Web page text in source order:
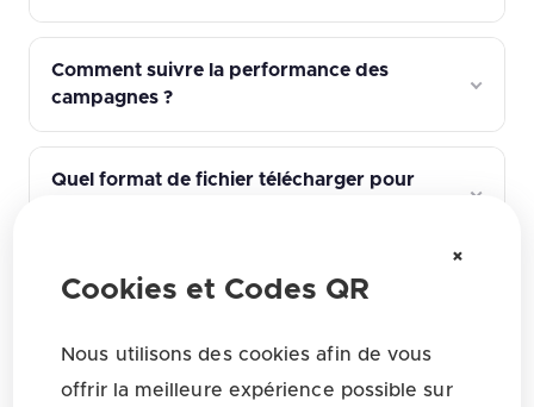
Comment suivre la performance des
campagnes ?
Quel format de fichier télécharger pour
Quels paramètres de design du QR
×
Cookies et Codes QR
Nous utilisons des cookies afin de vous
offrir la meilleure expérience possible sur